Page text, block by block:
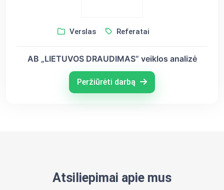
Verslas Referatai
AB „LIETUVOS DRAUDIMAS“ veiklos analizė
Peržiūrėti darbą
Atsiliepimai apie mus